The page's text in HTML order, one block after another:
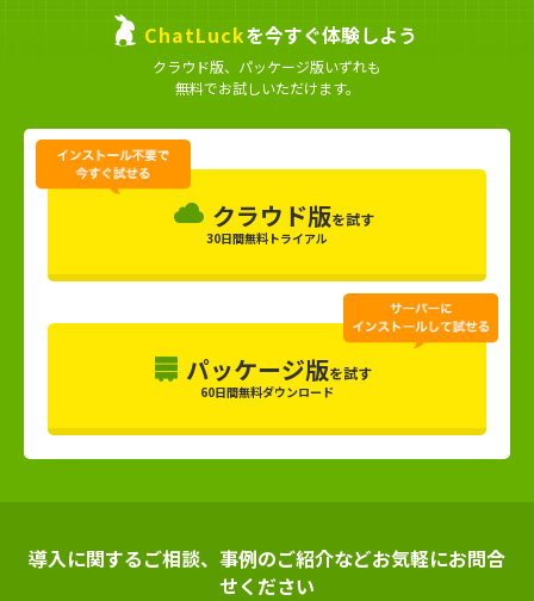
ChatLuckを今すぐ体験しよう
クラウド版、パッケージ版いずれも
無料でお試しいただけます。
クラウド版を試す
30日間無料トライアル
パッケージ版を試す
60日間無料ダウンロード
導入に関するご相談、事例のご紹介などお気軽にお問合
せください